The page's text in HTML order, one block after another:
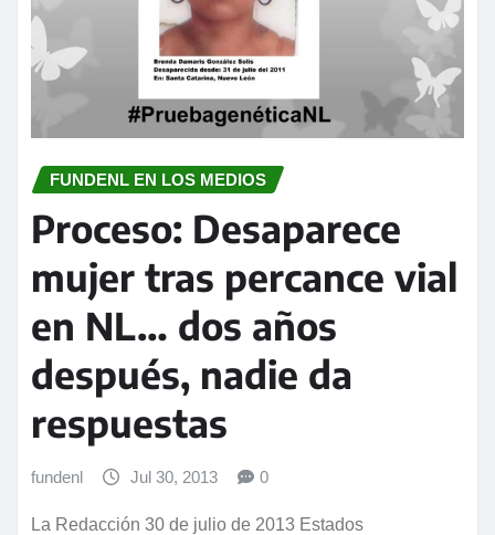
FUNDENL EN LOS MEDIOS
Proceso: Desaparece
mujer tras percance vial
en NL… dos años
después, nadie da
respuestas
fundenl Jul 30, 2013 0
La Redacción 30 de julio de 2013 Estados